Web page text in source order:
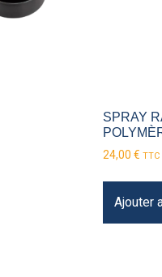
SPRAY
24,00 € TTC
Ajouter